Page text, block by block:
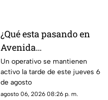
familiar
¿Qué esta pasando en
Avenida
Aguascalientes?
Reportan persecución y
accidente vehicular
Un operativo se mantienen
activo la tarde de este jueves 6
de agosto
agosto 06, 2026 08:26 p. m.